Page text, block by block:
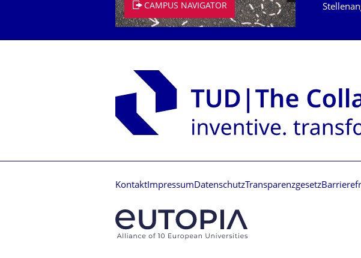
CAMPUS NAVIGATOR
Kontakt Impressum DatenschutzTransparenzgesetz